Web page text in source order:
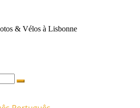
& Vélos à Lisbonne
Rechercher